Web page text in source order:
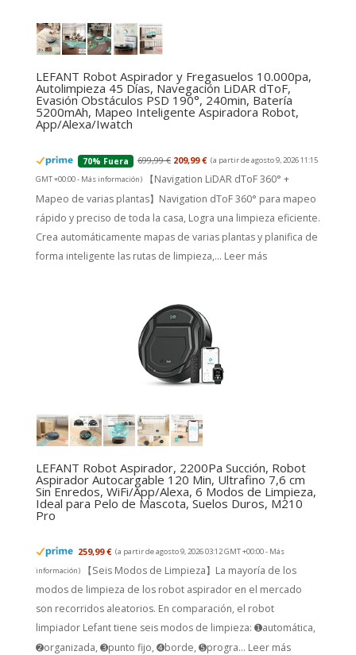
LEFANT Robot Aspirador y Fregasuelos 10.000pa,
Autolimpieza 45 Días, Navegación LiDAR dToF,
Evasión Obstáculos PSD 190°, 240min, Batería
5200mAh, Mapeo Inteligente Aspiradora Robot,
App/Alexa/Iwatch
70% Fuera 699,99 € 209,99 € (a partir de agosto 9, 2026 11:15
GMT +00:00 - Más información)
【Navigation LiDAR dToF 360° +
Mapeo de varias plantas】Navigation dToF 360° para mapeo
rápido y preciso de toda la casa, Logra una limpieza eficiente.
Crea automáticamente mapas de varias plantas y planifica de
forma inteligente las rutas de limpieza,... Leer más
LEFANT Robot Aspirador, 2200Pa Succión, Robot
Aspirador Autocargable 120 Min, Ultrafino 7,6 cm
Sin Enredos, WiFi/App/Alexa, 6 Modos de Limpieza,
Ideal para Pelo de Mascota, Suelos Duros, M210
Pro
259,99 € (a partir de agosto 9, 2026 03:12 GMT +00:00 - Más
información)
【Seis Modos de Limpieza】La mayoría de los
modos de limpieza de los robot aspirador en el mercado
son recorridos aleatorios. En comparación, el robot
limpiador Lefant tiene seis modos de limpieza: ➊automática,
➋organizada, ➌punto fijo, ➍borde, ➎progra... Leer más